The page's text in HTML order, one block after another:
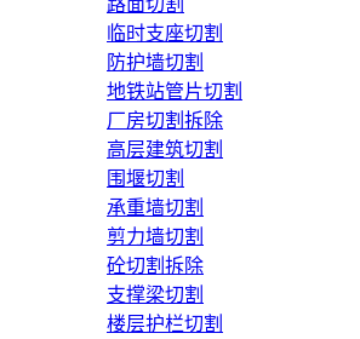
临时支座切割
防护墙切割
地铁站管片切割
厂房切割拆除
高层建筑切割
围堰切割
承重墙切割
剪力墙切割
砼切割拆除
支撑梁切割
楼层护栏切割